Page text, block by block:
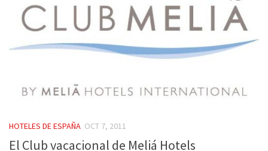
HOTELES DE ESPAÑA OCT 7, 2011
El Club vacacional de Meliá Hotels